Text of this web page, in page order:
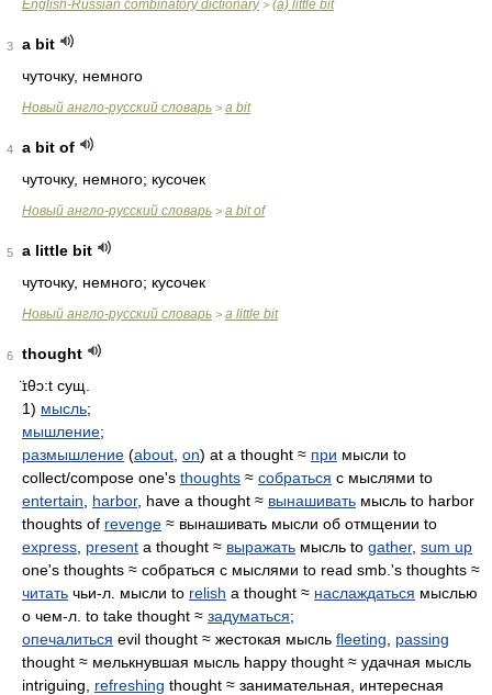
English-Russian combinatory dictionary> (a) little bit
3
a bit
чуточку, немного
Новый англо-русский словарь > a bit
4
a bit of
чуточку, немного; кусочек
Новый англо-русский словарь > a bit of
5
a little bit
чуточку, немного; кусочек
Новый англо-русский словарь > a little bit
6
thought
̈ɪθɔ:t сущ.
1) мысль;
мышление;
размышление (about on) at a thought ≈ при мысли to
collect/compose one's thoughts ≈ собраться с мыслями to
entertain
harbor, have a thought ≈ вынашивать мысль to harbor
thoughts of revenge ≈ вынашивать мысли об отмщении to
express present a thought ≈ выражать мысль to gather, sum up
one's thoughts ≈ собраться с мыслями to read smb.'s thoughts ≈
читать чьи-л. мысли to relish a thought ≈ наслаждаться мыслью
о чем-л. to take thought ≈ задуматься;
опечалиться evil thought ≈ жестокая мысль fleeting
passing
thought ≈ мелькнувшая мысль happy thought ≈ удачная мысль
intriguing, refreshing thought ≈ занимательная, интересная